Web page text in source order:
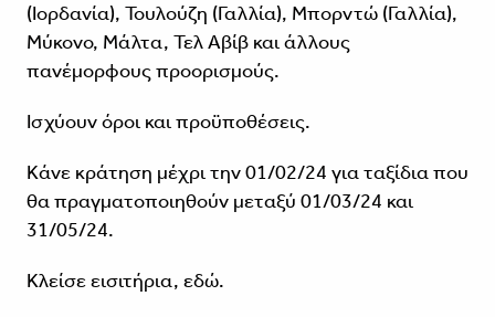
(Ιορδανία), Τουλούζη (Γαλλία), Μπορντώ (Γαλλία),
Μύκονο, Μάλτα, Τελ Αβίβ και άλλους
πανέμορφους προορισμούς.
Ισχύουν όροι και προϋποθέσεις.
Κάνε κράτηση μέχρι την 01/02/24 για ταξίδια που
θα πραγματοποιηθούν μεταξύ 01/03/24 και
31/05/24.
Κλείσε εισιτήρια, εδώ.